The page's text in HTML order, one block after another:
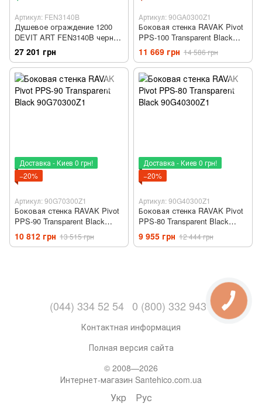
Артикул: FEN3140B
Душевое ограждение 1200
DEVIT ART FEN3140B черный
матовый, стекло прозрачное
27 201 грн
Артикул: 90GA0300Z1
Боковая стенка RAVAK Pivot
PPS-100 Transparent Black
90GA0300Z1
11 669 грн 14 586 грн
Доставка - Киев 0 грн!
−20%
Артикул: 90G70300Z1
Боковая стенка RAVAK Pivot
PPS-90 Transparent Black
90G70300Z1
10 812 грн 13 515 грн
Доставка - Киев 0 грн!
−20%
Артикул: 90G40300Z1
Боковая стенка RAVAK Pivot
PPS-80 Transparent Black
90G40300Z1
9 955 грн 12 444 грн
(044) 334 52 54 0 (800) 332 943
Контактная информация
Полная версия сайта
© 2008—2026
Интернет-магазин Santehico.com.ua
Укр Рус